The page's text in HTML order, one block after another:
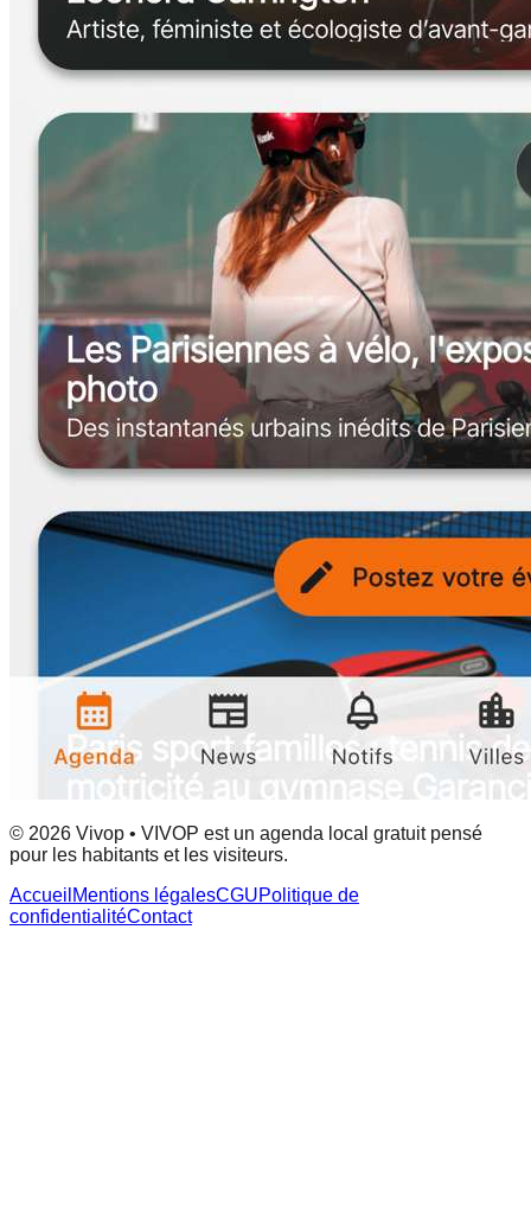
© 2026 Vivop • VIVOP est un agenda local gratuit pensé
pour les habitants et les visiteurs.
Accueil Mentions légalesCGUPolitique de
confidentialitéContact